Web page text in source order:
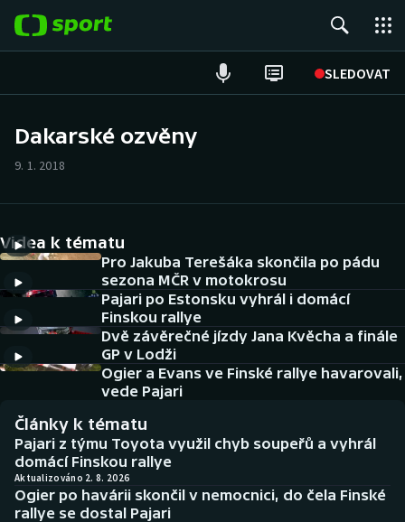
SLEDOVAT
Hokej
Tenis
Atletika
Cyklistika
DALŠÍ SPORTY
Americký fotbal
Baseball a softbal
Basketbal
Biatlon
NEPŘEHLÉDNĚTE
Soutěže
Historické návraty
Aplikace ČT sport
Dakarské ozvěny
9. 1. 2018
Videa k tématu
Pro Jakuba Terešáka skončila po pádu
sezona MČR v motokrosu
Pajari po Estonsku vyhrál i domácí
Finskou rallye
Dvě závěrečné jízdy Jana Kvěcha a finále
GP v Lodži
Ogier a Evans ve Finské rallye havarovali,
vede Pajari
Články k tématu
Pajari z týmu Toyota využil chyb soupeřů a vyhrál
domácí Finskou rallye
Aktualizováno 2. 8. 2026
Ogier po havárii skončil v nemocnici, do čela Finské
rallye se dostal Pajari